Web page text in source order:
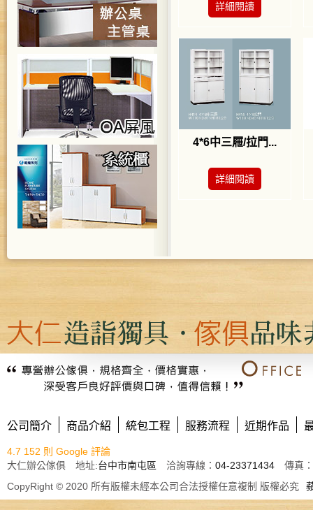
詳細閱讀
4*6中三屜/拉門...
詳細閱讀
公司簡介 商品介紹 統包工程 服務流程 近期作品
4.7 152 則 Google 評論
大仁辦公傢俱 地址:台中市南屯區 洽詢專線： 04-23371434 傳真
CopyRight © 2020 所有版權未經本公司合法授權任意複制 版權必究